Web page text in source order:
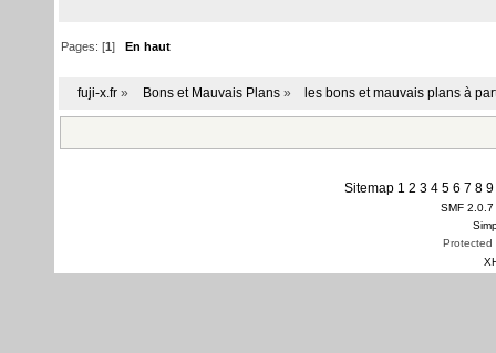
Pages: [1]En haut
fuji-x.fr » Bons et Mauvais Plans» les bons et mauvais plans à
Sitemap 1 2 3 4 5 6 7 8 9
SMF 2.0.7